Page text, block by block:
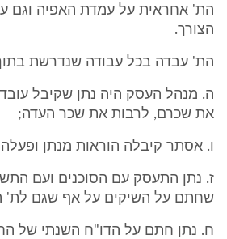
הת' אחראית על עמדת האפיה וגם
הצורך.
הת' עבדה בכל עבודה שנדרשת
ה. מנהל העסק היה נתן שקיבל
את שכרם, לרבות את שכר העדה;
ו. אסתר קיבלה הוראות מנתן ופעלה
ז. נתן התעסק עם הסוכנים ועם
שחתם על השיקים על אף שגם לת'
ח. נתן חתם על הדו"ח השנתי של